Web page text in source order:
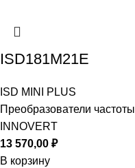
ISD181M21E
ISD MINI PLUS
Преобразователи частоты
INNOVERT
13 570,00 ₽
В корзину